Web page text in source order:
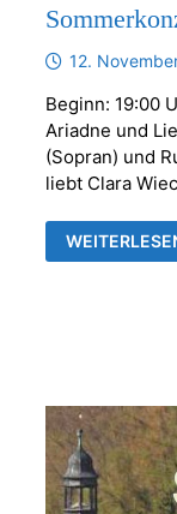
12.
Beginn: 19:00
Ariadne und
(Sopran) und
liebt Clara
AM